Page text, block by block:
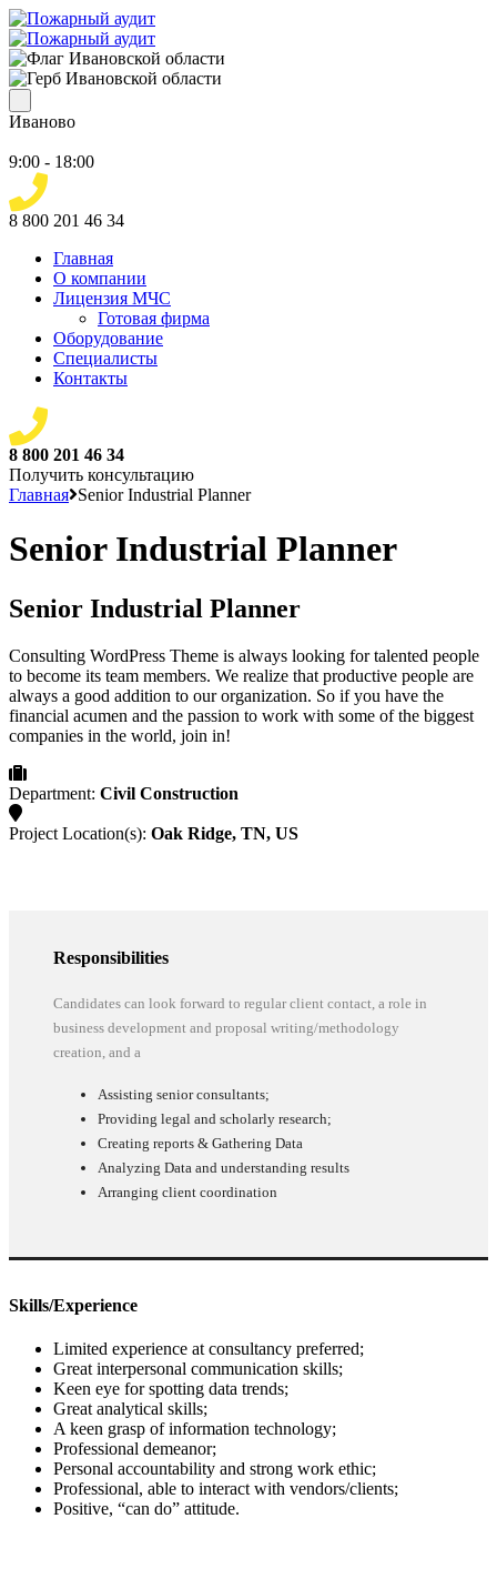
Иваново
9:00 - 18:00
8 800 201 46 34
Главная
О компании
Лицензия МЧС
Готовая фирма
Оборудование
Специалисты
Контакты
8 800 201 46 34
Получить консультацию
Главная Senior Industrial Planner
Senior Industrial Planner
Senior Industrial Planner
Consulting WordPress Theme is always looking for talented people
to become its team members. We realize that productive people are
always a good addition to our organization. So if you have the
financial acumen and the passion to work with some of the biggest
companies in the world, join in!
Department: Civil Construction
Project Location(s): Oak Ridge, TN, US
Responsibilities
Candidates can look forward to regular client contact, a role in
business development and proposal writing/methodology
creation, and a
Assisting senior consultants;
Providing legal and scholarly research;
Creating reports & Gathering Data
Analyzing Data and understanding results
Arranging client coordination
Skills/Experience
Limited experience at consultancy preferred;
Great interpersonal communication skills;
Keen eye for spotting data trends;
Great analytical skills;
A keen grasp of information technology;
Professional demeanor;
Personal accountability and strong work ethic;
Professional, able to interact with vendors/clients;
Positive, “can do” attitude.